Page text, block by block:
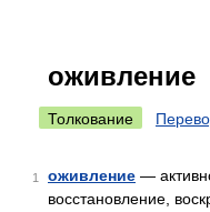
оживление
Толкование
1 оживление —
восстановление,